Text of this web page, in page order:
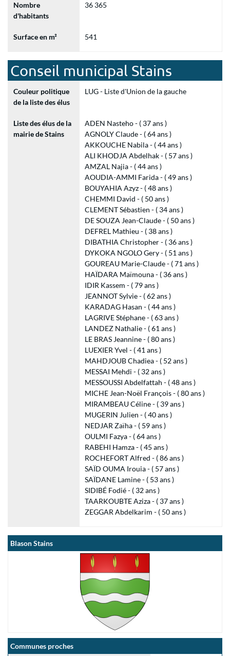
Nombre
d'habitants
36 365
Surface en m² 541
Conseil municipal Stains
Couleur politique
de la liste des élus
LUG - Liste d'Union de la gauche
Liste des élus de la
mairie de Stains
ADEN Nasteho - ( 37 ans )
AGNOLY Claude - ( 64 ans )
AKKOUCHE Nabila - ( 44 ans )
ALI KHODJA Abdelhak - ( 57 ans )
AMZAL Najia - ( 44 ans )
AOUDIA-AMMI Farida - ( 49 ans )
BOUYAHIA Azyz - ( 48 ans )
CHEMMI David - ( 50 ans )
CLEMENT Sébastien - ( 34 ans )
DE SOUZA Jean-Claude - ( 50 ans )
DEFREL Mathieu - ( 38 ans )
DIBATHIA Christopher - ( 36 ans )
DYKOKA NGOLO Gery - ( 51 ans )
GOUREAU Marie-Claude - ( 71 ans )
HAÏDARA Maïmouna - ( 36 ans )
IDIR Kassem - ( 79 ans )
JEANNOT Sylvie - ( 62 ans )
KARADAG Hasan - ( 44 ans )
LAGRIVE Stéphane - ( 63 ans )
LANDEZ Nathalie - ( 61 ans )
LE BRAS Jeannine - ( 80 ans )
LUEXIER Yvel - ( 41 ans )
MAHDJOUB Chadiea - ( 52 ans )
MESSAI Mehdi - ( 32 ans )
MESSOUSSI Abdelfattah - ( 48 ans )
MICHE Jean-Noël François - ( 80 ans )
MIRAMBEAU Céline - ( 39 ans )
MUGERIN Julien - ( 40 ans )
NEDJAR Zaïha - ( 59 ans )
OULMI Fazya - ( 64 ans )
RABEHI Hamza - ( 45 ans )
ROCHEFORT Alfred - ( 86 ans )
SAÏD OUMA Irouia - ( 57 ans )
SAÏDANE Lamine - ( 53 ans )
SIDIBÉ Fodié - ( 32 ans )
TAARKOUBTE Aziza - ( 37 ans )
ZEGGAR Abdelkarim - ( 50 ans )
Blason Stains
Communes proches